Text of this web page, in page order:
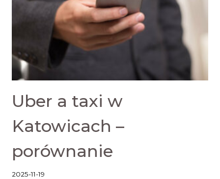
Uber a taxi w
Katowicach –
porównanie
2025-11-19